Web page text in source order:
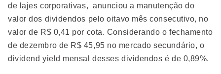
de lajes corporativas, anunciou a manutenção do
valor dos dividendos pelo oitavo mês consecutivo, no
valor de R$ 0,41 por cota. Considerando o fechamento
de dezembro de R$ 45,95 no mercado secundário, o
dividend yield mensal desses dividendos é de 0,89%.